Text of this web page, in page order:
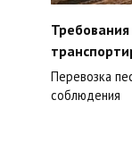
Перевозка
соблюдения